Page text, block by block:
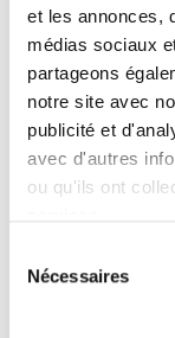
et les annonces,
médias sociaux
partageons
notre site avec
publicité et
avec d'autres
ou qu'ils ont
Nécessaires